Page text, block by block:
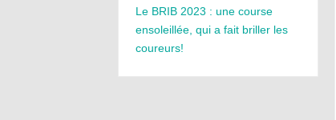
Le BRIB 2023 : une course
ensoleillée, qui a fait briller les
coureurs!